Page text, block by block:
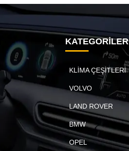
KATEGORİLER
KLİMA ÇEŞİTLERİ
VOLVO
LAND ROVER
BMW
OPEL